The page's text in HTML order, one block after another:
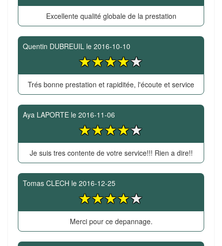
Excellente qualité globale de la prestation
Quentin DUBREUIL le 2016-10-10
Trés bonne prestation et rapiditée, l'écoute et service
Aya LAPORTE le 2016-11-06
Je suis tres contente de votre service!!! Rien a dire!!
Tomas CLECH le 2016-12-25
Merci pour ce depannage.